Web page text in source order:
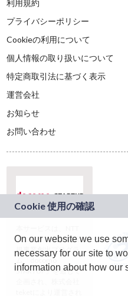
利用規約
プライバシーポリシー
Cookieの利用について
個人情報の取り扱いについて
特定商取引法に基づく表示
運営会社
お知らせ
お問い合わせ
ドコモグループの新
規事業創出プログラ
ム「docomo
STARTUP」を通じて
On our website we use
necessary for our site to
information about how our